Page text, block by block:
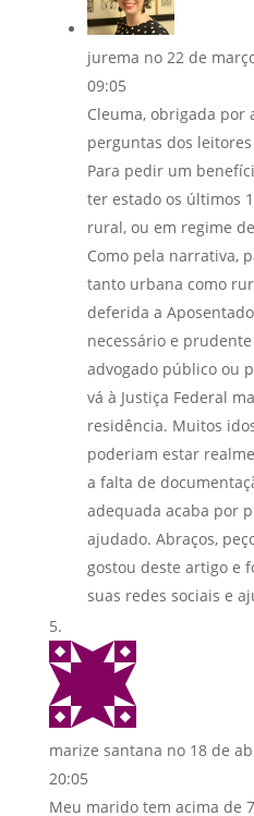
jurema no 22 de
09:05
Cleuma, obrigada por
perguntas dos
Para pedir um
ter estado os últimos
rural, ou em regime
Como pela narrativa,
tanto urbana como
deferida a
necessário e
advogado público ou
vá à Justiça Federal
residência. Muitos
poderiam estar
a falta de
adequada acaba por
ajudado. Abraços,
gostou deste artigo e
suas redes sociais e
marize santana no 18 de
20:05
Meu marido tem acima de